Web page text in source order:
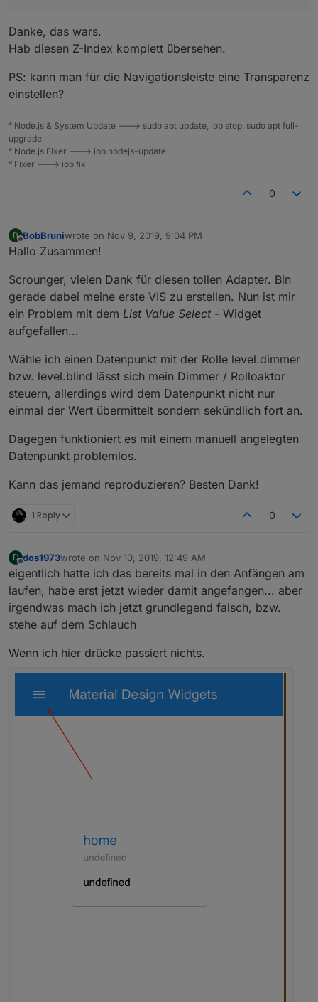
Danke, das wars.
Hab diesen Z-Index komplett übersehen.
PS: kann man für die Navigationsleiste eine Transparenz
einstellen?
° Node.js & System Update ---> sudo apt update, iob stop, sudo apt full-
upgrade
° Node.js Fixer ---> iob nodejs-update
° Fixer ---> iob fix
0
B
Offline
BobBruniwrote on Nov 9, 2019, 9:04 PM
last edited by
Hallo Zusammen!
Scrounger, vielen Dank für diesen tollen Adapter. Bin
gerade dabei meine erste VIS zu erstellen. Nun ist mir
ein Problem mit dem List Value Select- Widget
aufgefallen...
Wähle ich einen Datenpunkt mit der Rolle level.dimmer
bzw. level.blind lässt sich mein Dimmer / Rolloaktor
steuern, allerdings wird dem Datenpunkt nicht nur
einmal der Wert übermittelt sondern sekündlich fort an.
Dagegen funktioniert es mit einem manuell angelegten
Datenpunkt problemlos.
Kann das jemand reproduzieren? Besten Dank!
1 Reply 0
D
Offline
dos1973wrote on Nov 10, 2019, 12:49 AM
last edited by
eigentlich hatte ich das bereits mal in den Anfängen am
laufen, habe erst jetzt wieder damit angefangen... aber
irgendwas mach ich jetzt grundlegend falsch, bzw.
stehe auf dem Schlauch
Wenn ich hier drücke passiert nichts.